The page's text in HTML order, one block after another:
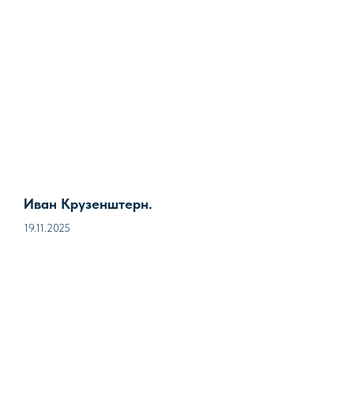
Иван Крузенштерн.
19.11.2025